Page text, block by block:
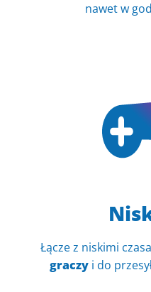
nawet w
Łącze z niskimi
graczy i do